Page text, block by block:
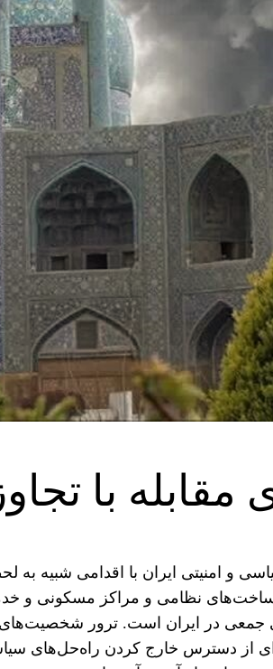
مقابله با
بالاترین مقامات سیاسی و امنیتی ایران با
دادن زیرساخت‌های نظامی و مراکز
در ایران است. ترور شخصیت‌های
از دسترس خارج کردن راه‌‌حل‌های